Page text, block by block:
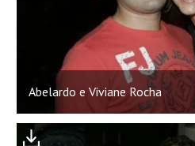
Abelardo e Viviane Rocha